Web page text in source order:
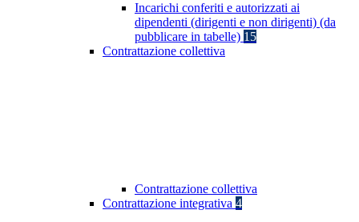
Incarichi conferiti e autorizzati ai
dipendenti (dirigenti e non dirigenti) (da
pubblicare in tabelle) 15
Contrattazione collettiva
Contrattazione collettiva
Contrattazione integrativa 4